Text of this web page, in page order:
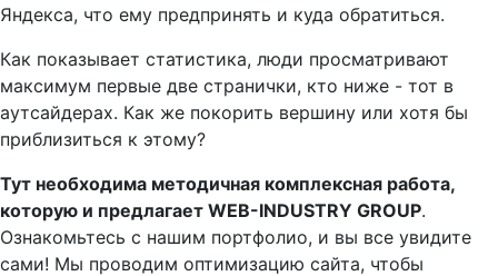
Яндекса, что ему предпринять и куда обратиться.
Как показывает статистика, люди просматривают
максимум первые две странички, кто ниже - тот в
аутсайдерах. Как же покорить вершину или хотя бы
приблизиться к этому?
Тут необходима методичная комплексная работа,
которую и предлагает WEB-INDUSTRY GROUP.
Ознакомьтесь с нашим портфолио, и вы все увидите
сами! Мы проводим оптимизацию сайта, чтобы